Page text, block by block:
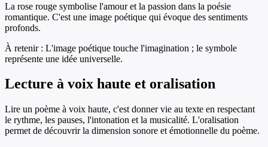
La rose rouge symbolise l'amour et la passion dans la poésie
romantique. C'est une image poétique qui évoque des sentiments
profonds.
À retenir : L'image poétique touche l'imagination ; le symbole
représente une idée universelle.
Lecture à voix haute et oralisation
Lire un poème à voix haute, c'est donner vie au texte en respectant
le rythme, les pauses, l'intonation et la musicalité. L'oralisation
permet de découvrir la dimension sonore et émotionnelle du poème.